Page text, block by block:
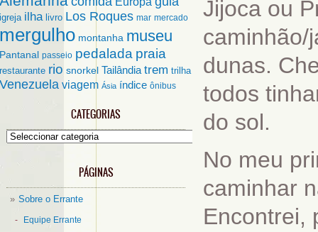
igreja ilha livro Los Roques mar mercado
mergulho montanha museu
Pantanal passeio pedalada praia
restaurante rio snorkel Tailândia trem trilha
Venezuela viagem Ásia índice ônibus
CATEGORIAS
Categorias
PÁGINAS
Sobre o Errante
Equipe Errante
Jijoca ou
caminhão/
dunas.
todos
do sol.
No meu
caminhar
Encontrei,